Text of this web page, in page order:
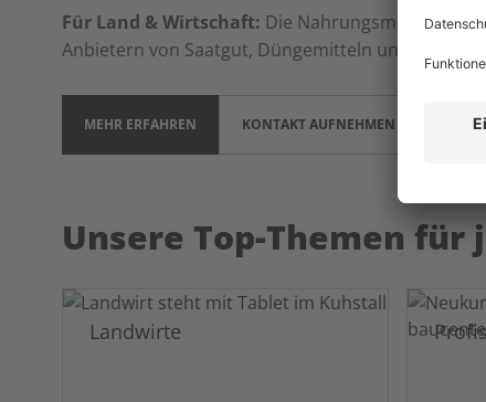
Für Land & Wirtschaft: Die
Anbietern von Saatgut, Düngemitteln und
MEHR ERFAHREN KONTAKT AUFNEHMEN
Unsere Top-Themen für
Landwirte